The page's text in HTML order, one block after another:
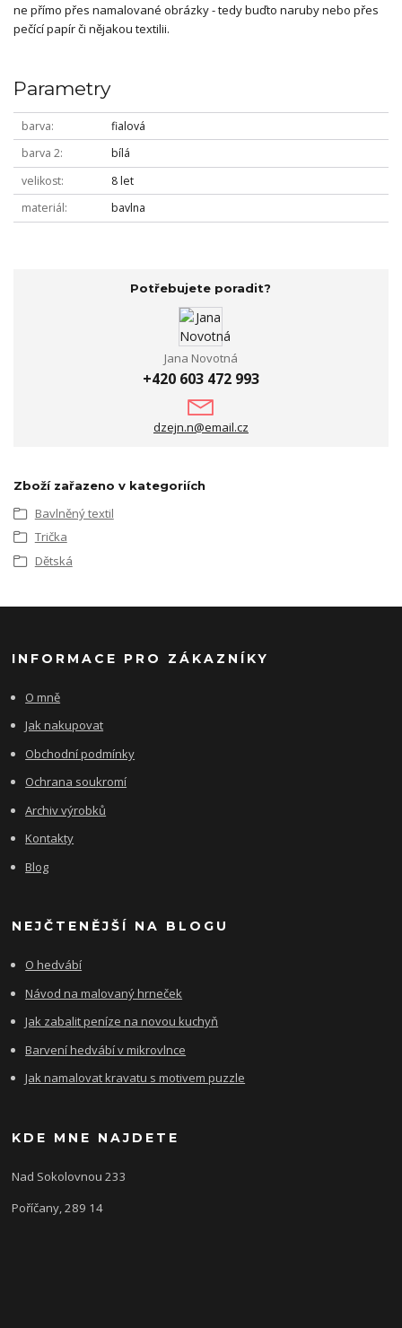
ne přímo přes namalované obrázky - tedy buďto naruby nebo přes
pečící papír či nějakou textilii.
Parametry
barva
fialová
barva 2
bílá
velikost
8 let
materiál
bavlna
Potřebujete poradit?
Jana Novotná
+420 603 472 993
dzejn.n@email.cz
Zboží zařazeno v kategoriích
Bavlněný textil
Trička
Dětská
INFORMACE PRO ZÁKAZNÍKY
O mně
Jak nakupovat
Obchodní podmínky
Ochrana soukromí
Archiv výrobků
Kontakty
Blog
NEJČTENĚJŠÍ NA BLOGU
O hedvábí
Návod na malovaný hrneček
Jak zabalit peníze na novou kuchyň
Barvení hedvábí v mikrovlnce
Jak namalovat kravatu s motivem puzzle
KDE MNE NAJDETE
Nad Sokolovnou 233
Poříčany, 289 14